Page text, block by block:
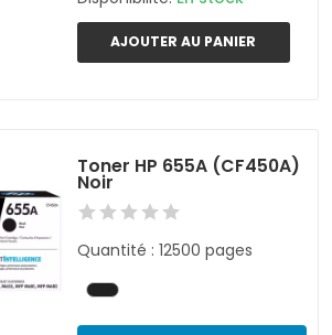
AJOUTER AU PANIER
Toner HP 655A (CF450A)
Noir
Quantité : 12500 pages